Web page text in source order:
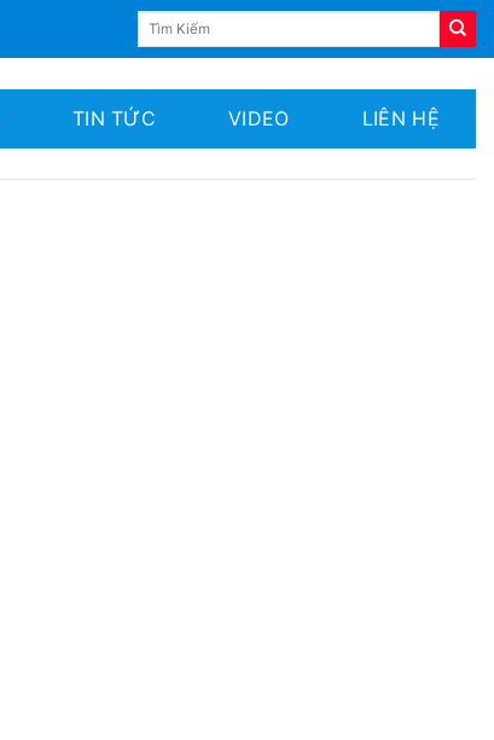
Tìm
TIN TỨC VIDEO LIÊN HỆ